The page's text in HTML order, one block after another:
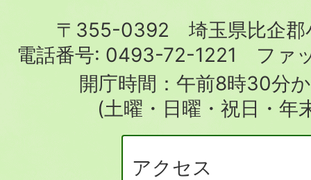
役
場
〒355-0392 埼玉県比企郡
電話番号: 0493-72-1221
ファ
開庁時間：午前8時30分
(土曜・日曜・祝日・年
アクセス